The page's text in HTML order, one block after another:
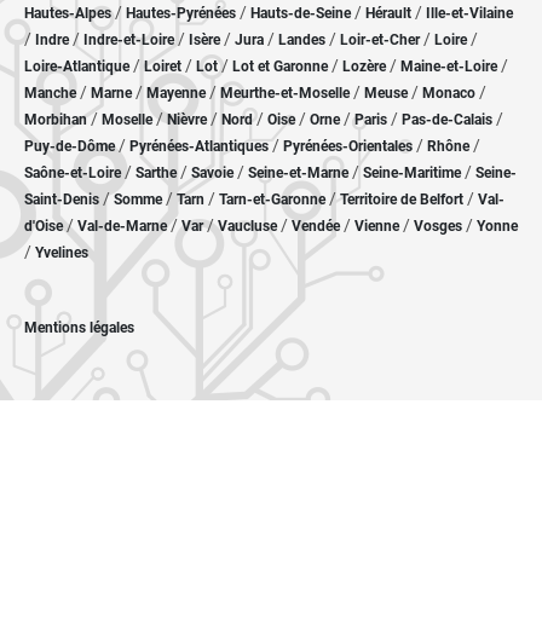
Hautes-Alpes/ Hautes-Pyrénées / Hauts-de-Seine/ Hérault / Ille-et-Vilaine
/ Indre/ Indre-et-Loire/ Isère/ Jura / Landes / Loir-et-Cher/ Loire/
Loire-Atlantique/ Loiret / Lot/ Lot et Garonne/ Lozère / Maine-et-Loire/
Manche/ Marne/ Mayenne/ Meurthe-et-Moselle/ Meuse/ Monaco /
Morbihan/ Moselle/ Nièvre / Nord/ Oise / Orne/Paris / Pas-de-Calais /
Puy-de-Dôme/ Pyrénées-Atlantiques / Pyrénées-Orientales / Rhône/
Saône-et-Loire/ Sarthe/ Savoie/ Seine-et-Marne/ Seine-Maritime/ Seine-
Saint-Denis /Somme/ Tarn / Tarn-et-Garonne/Territoire de Belfort / Val-
d'Oise/ Val-de-Marne/Var/Vaucluse/ Vendée/ Vienne/ Vosges / Yonne
/ Yvelines
Mentions légales